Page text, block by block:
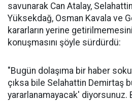
savunarak Can Atalay,
Yüksekdağ, Osman Kavala ve
kararların yerine
konuşmasını şöyle sürdürdü:
"Bugün dolaşıma bir haber
çıksa bile Selahattin Demirtaş
yararlanamayacak' diyorsunuz.